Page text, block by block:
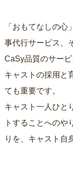
「おもてなしの
事代行サービス、
CaSy品質のサー
キャストの採用と
ても重要です。
キャスト一人ひと
トすることへのや
りを、キャスト自